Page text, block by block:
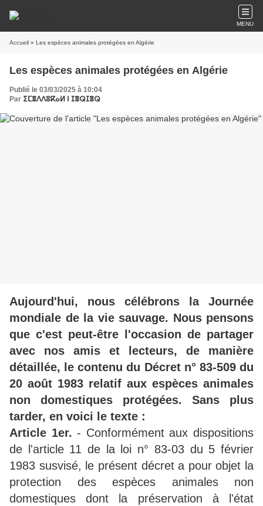
MENU
Accueil » Les espèces animales protégées en Algérie
Les espèces animales protégées en Algérie
Publié le 03/03/2025 à 10:04
Par ⵉⵎⴻⴷⴷⵓⴽⴰⵍ ⵏ ⵊⴻⵕⵊⴻⵕ
Aujourd'hui, nous célébrons la Journée
mondiale de la vie sauvage. Nous pensons
que c'est peut-être l'occasion de partager
avec nos amis et lecteurs, de manière
détaillée, le contenu du Décret n° 83-509 du
20 août 1983 relatif aux espèces animales
non domestiques protégées. Sans plus
tarder, en voici le texte :
Article 1er. - Conformément aux dispositions
de l'article 11 de la loi n° 83-03 du 5 février
1983 susvisé, le présent décret a pour objet la
protection des espèces animales non
domestiques dont la préservation à l'état